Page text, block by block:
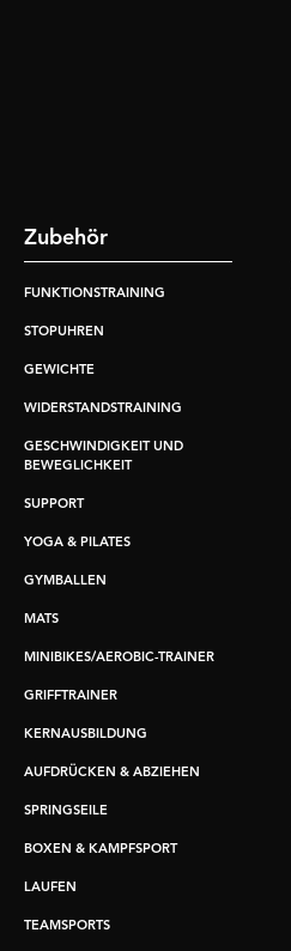
Zubehör
FUNKTIONSTRAINING
STOPUHREN
GEWICHTE
WIDERSTANDSTRAINING
GESCHWINDIGKEIT UND
BEWEGLICHKEIT
SUPPORT
YOGA & PILATES
GYMBALLEN
MATS
MINIBIKES/AEROBIC-TRAINER
GRIFFTRAINER
KERNAUSBILDUNG
AUFDRÜCKEN & ABZIEHEN
SPRINGSEILE
BOXEN & KAMPFSPORT
LAUFEN
TEAMSPORTS